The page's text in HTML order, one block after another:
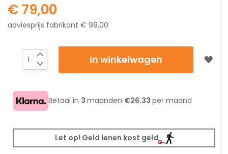
€ 79,00
adviesprijs fabrikant € 99,00
In winkelwagen
Betaal in 3 maanden €26.33 per maand
Let op! Geld lenen kost geld